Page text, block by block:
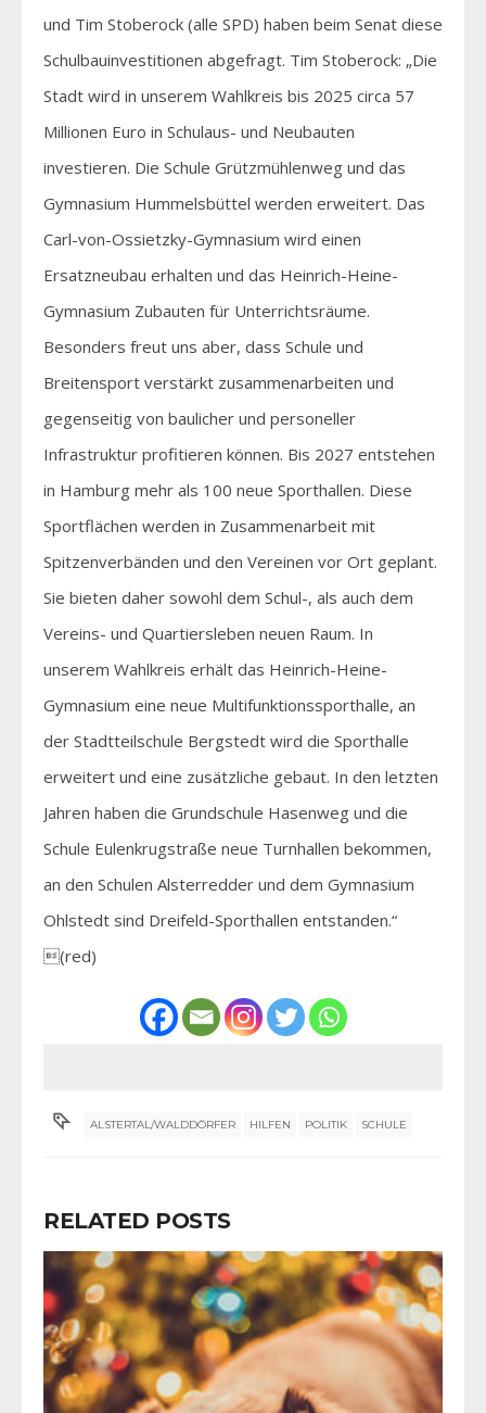
und Tim Stoberock (alle SPD) haben beim Senat diese
Schulbauinvestitionen abgefragt. Tim Stoberock: „Die
Stadt wird in unserem Wahlkreis bis 2025 circa 57
Millionen Euro in Schulaus- und Neubauten
investieren. Die Schule Grützmühlenweg und das
Gymnasium Hummelsbüttel werden erweitert. Das
Carl-von-Ossietzky-Gymnasium wird einen
Ersatzneubau erhalten und das Heinrich-Heine-
Gymnasium Zubauten für Unterrichtsräume.
Besonders freut uns aber, dass Schule und
Breitensport verstärkt zusammenarbeiten und
gegenseitig von baulicher und personeller
Infrastruktur profitieren können. Bis 2027 entstehen
in Hamburg mehr als 100 neue Sporthallen. Diese
Sportflächen werden in Zusammenarbeit mit
Spitzenverbänden und den Vereinen vor Ort geplant.
Sie bieten daher sowohl dem Schul-, als auch dem
Vereins- und Quartiersleben neuen Raum. In
unserem Wahlkreis erhält das Heinrich-Heine-
Gymnasium eine neue Multifunktionssporthalle, an
der Stadtteilschule Bergstedt wird die Sporthalle
erweitert und eine zusätzliche gebaut. In den letzten
Jahren haben die Grundschule Hasenweg und die
Schule Eulenkrugstraße neue Turnhallen bekommen,
an den Schulen Alsterredder und dem Gymnasium
Ohlstedt sind Dreifeld-Sporthallen entstanden.“
(red)
ALSTERTAL/WALDDÖRFER HILFEN POLITIK SCHULE
RELATED POSTS